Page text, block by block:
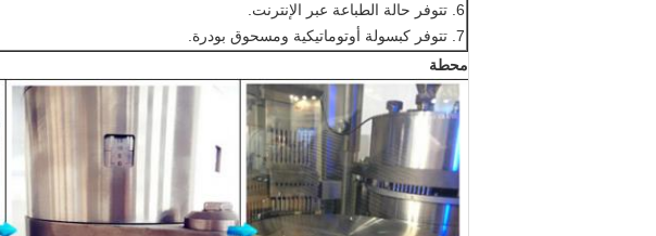
6. تتوفر حالة الطباعة عبر الإنترنت.
7. تتوفر كبسولة أوتوماتيكية ومسحوق بودرة.
محطة